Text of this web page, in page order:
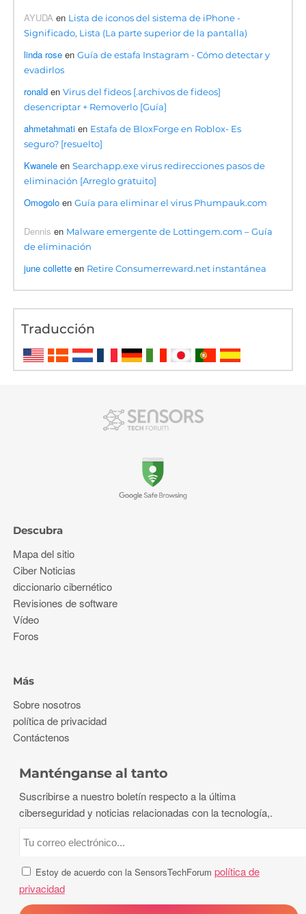
AYUDA en Lista de iconos del sistema de iPhone -
Significado, Lista (La parte superior de la pantalla)
linda rose enGuía de estafa Instagram - Cómo detectar y
evadirlos
ronald enVirus del fideos [.archivos de fideos]
desencriptar + Removerlo [Guía]
ahmetahmati en Estafa de BloxForge en Roblox- Es
seguro? [resuelto]
Kwanele enSearchapp.exe virus redirecciones pasos de
eliminación [Arreglo gratuito]
Omogolo enGuía para eliminar el virus Phumpauk.com
Dennis en Malware emergente de Lottingem.com – Guía
de eliminación
june collette en Retire Consumerreward.net instantánea
Traducción
Descubra
Mapa del sitio
Ciber Noticias
diccionario cibernético
Revisiones de software
Vídeo
Foros
Más
Sobre nosotros
política de privacidad
Contáctenos
Manténganse al tanto
Suscribirse a nuestro boletín respecto a la última
ciberseguridad y noticias relacionadas con la tecnología,.
Estoy de acuerdo con la SensorsTechForum política de
privacidad